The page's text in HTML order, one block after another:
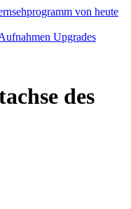
Upgrades
des